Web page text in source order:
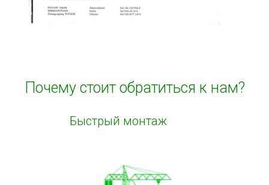
Почему стоит обратиться к нам?
Быстрый монтаж